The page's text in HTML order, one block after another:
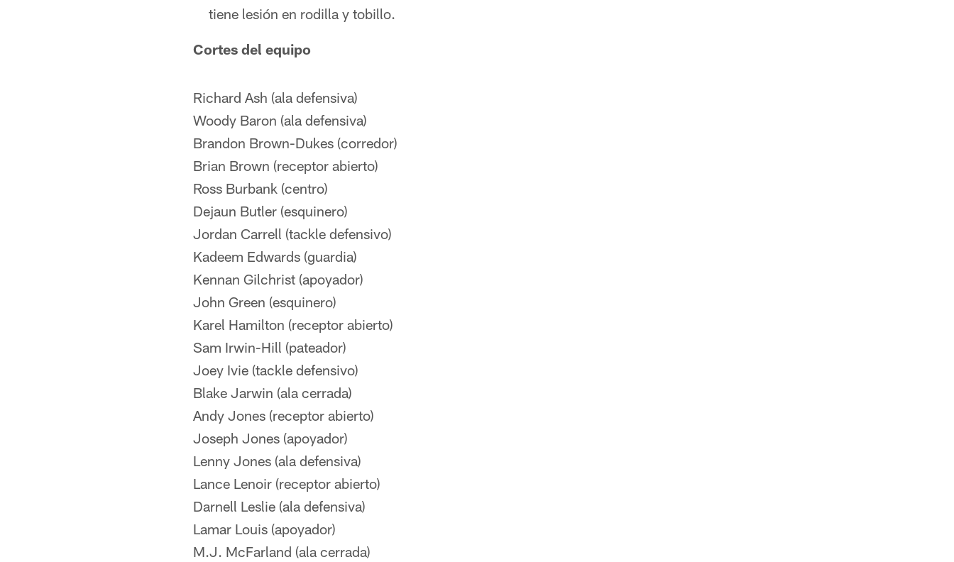
tiene lesión en rodilla y tobillo.​
Cortes del equipo
Richard Ash (ala defensiva)
Woody Baron (ala defensiva)
Brandon Brown-Dukes (corredor)
Brian Brown (receptor abierto)
Ross Burbank (centro)
Dejaun Butler (esquinero)
Jordan Carrell (tackle defensivo)
Kadeem Edwards (guardia)
Kennan Gilchrist (apoyador)
John Green (esquinero)
Karel Hamilton (receptor abierto)
Sam Irwin-Hill (pateador)
Joey Ivie (tackle defensivo)
Blake Jarwin (ala cerrada)
Andy Jones (receptor abierto)
Joseph Jones (apoyador)
Lenny Jones (ala defensiva)
Lance Lenoir (receptor abierto)
Darnell Leslie (ala defensiva)
Lamar Louis (apoyador)
M.J. McFarland (ala cerrada)